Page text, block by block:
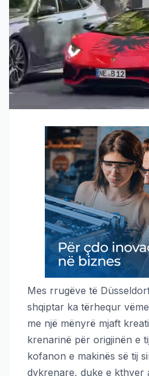
Mes rrugëve të
shqiptar ka tërhequr
me një mënyrë mjaft
krenarinë për origjinën e
kofanon e makinës së tij
dykrenare, duke e kthyer